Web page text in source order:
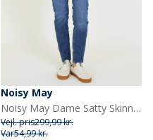
Noisy May
Noisy May Dame Satty Skinny Jeans Blå
Vejl. pris299,99 kr.
Var54,99 kr.